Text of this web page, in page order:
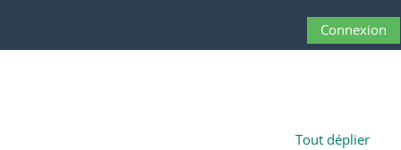
Activer/
Connexion
Tout déplier